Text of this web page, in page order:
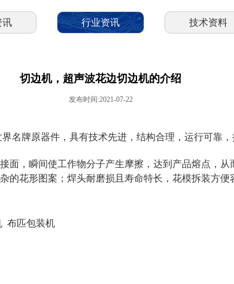
讯 行业资讯 技术资料
切边机，超声波花边切边机的介绍
发布时间:2021-07-22
名牌原器件，具有技术先进，结构合理，运行可靠，
面，瞬间使工作物分子产生摩擦，达到产品熔点，从
的花形图案；焊头耐磨损且寿命特长，花模拆装方便
布匹包装机